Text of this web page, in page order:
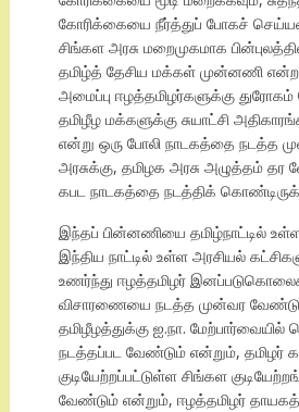
கோரிக்கையை நீர்த்துப் போகச்
சிங்கள அரசு மறைமுகமாக
தமிழ்த் தேசிய மக்கள் முன்னணி என்ற
அமைப்பு ஈழத்தமிழர்களுக்கு
தமிழீழ மக்களுக்கு சுயாட்சி
என்று ஒரு போலி நாடகத்தை நடத்த
அரசுக்கு, தமிழக அரசு அழுத்தம் தர
கபட நாடகத்தை நடத்திக்
இந்தப் பின்னணியை தமிழ்நாட்டில்
இந்திய நாட்டில் உள்ள அரசியல்
உணர்ந்து ஈழத்தமிழர்
விசாரணையை நடத்த முன்வர
தமிழீழத்துக்கு ஐ.நா. மேற்பார்வையில்
நடத்தப்பட வேண்டும் என்றும், தமிழர்
குடியேற்றப்பட்டுள்ள சிங்கள
வேண்டும் என்றும், ஈழத்தமிழர்